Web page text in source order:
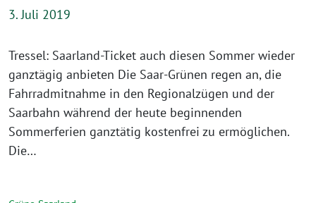
3. Juli 2019
Tressel: Saarland-Ticket auch diesen Sommer wieder
ganztägig anbieten Die Saar-Grünen regen an, die
Fahrradmitnahme in den Regionalzügen und der
Saarbahn während der heute beginnenden
Sommerferien ganztätig kostenfrei zu ermöglichen.
Die…